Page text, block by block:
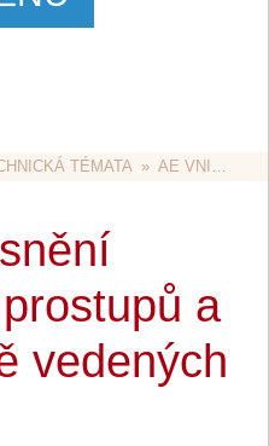
TÉMATA
  »
AE VNITŘNÍ ROZVODY
a
vedených